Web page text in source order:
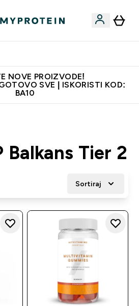
NOVE PROIZVODE!
SVE | ISKORISTI KOD:
BA10
Balkans Tier 2
Sortiraj